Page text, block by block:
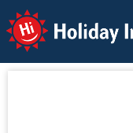
Holiday Info